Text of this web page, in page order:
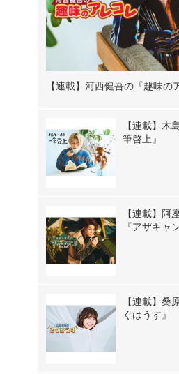
【連載】河西健吾の『趣味の
【連載】木
筆啓上』
【連載】阿
『アザキャ
【連載】桑
ぐはうす』